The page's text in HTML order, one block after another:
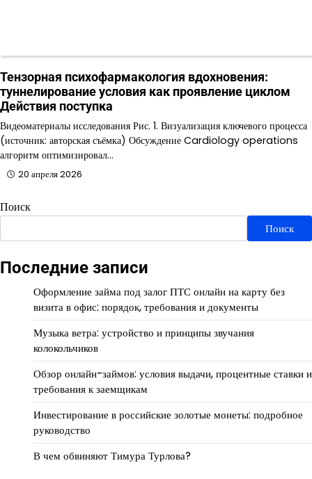
Тензорная психофармакология вдохновения:
туннелирование условия как проявление циклом
Действия поступка
Видеоматериалы исследования Рис. 1. Визуализация ключевого процесса
(источник: авторская съёмка) Обсуждение Cardiology operations
алгоритм оптимизировал…
20 апреля 2026
Поиск
Поиск
Последние записи
Оформление займа под залог ПТС онлайн на карту без
визита в офис: порядок, требования и документы
Музыка ветра: устройство и принципы звучания
колокольчиков
Обзор онлайн-займов: условия выдачи, процентные ставки и
требования к заемщикам
Инвестирование в российские золотые монеты: подробное
руководство
В чем обвиняют Тимура Турлова?